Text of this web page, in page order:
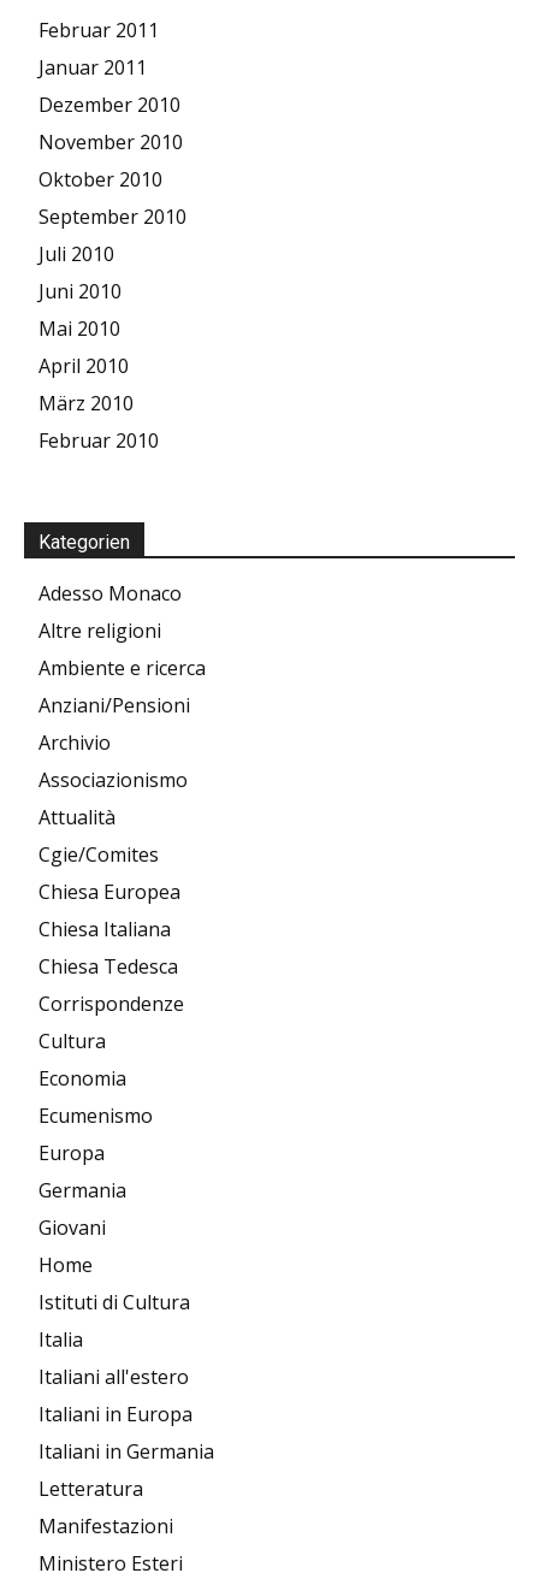
Februar 2011
Januar 2011
Dezember 2010
November 2010
Oktober 2010
September 2010
Juli 2010
Juni 2010
Mai 2010
April 2010
März 2010
Februar 2010
Kategorien
Adesso Monaco
Altre religioni
Ambiente e ricerca
Anziani/Pensioni
Archivio
Associazionismo
Attualità
Cgie/Comites
Chiesa Europea
Chiesa Italiana
Chiesa Tedesca
Corrispondenze
Cultura
Economia
Ecumenismo
Europa
Germania
Giovani
Home
Istituti di Cultura
Italia
Italiani all'estero
Italiani in Europa
Italiani in Germania
Letteratura
Manifestazioni
Ministero Esteri